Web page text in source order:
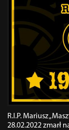
R.I.P. Mariusz
28.02.2022 zmarł